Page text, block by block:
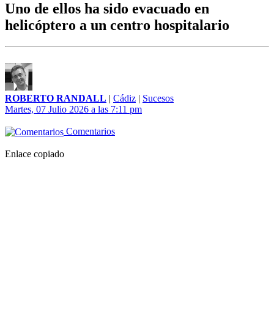
Uno de ellos ha sido evacuado en
helicóptero a un centro hospitalario
ROBERTO RANDALL | Cádiz | Sucesos
Martes, 07 Julio 2026 a las 7:11 pm
Comentarios
Enlace copiado